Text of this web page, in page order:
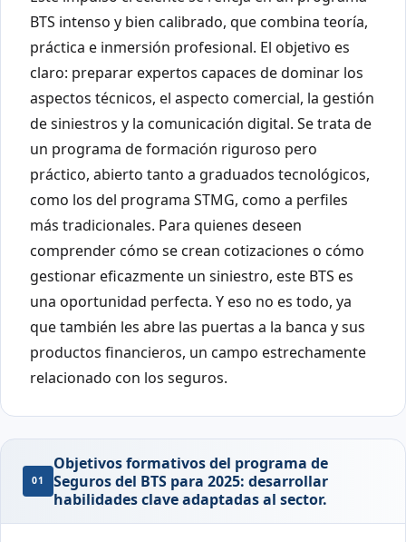
BTS intenso y bien calibrado, que combina teoría,
práctica e inmersión profesional. El objetivo es
claro: preparar expertos capaces de dominar los
aspectos técnicos, el aspecto comercial, la gestión
de siniestros y la comunicación digital. Se trata de
un programa de formación riguroso pero
práctico, abierto tanto a graduados tecnológicos,
como los del programa STMG, como a perfiles
más tradicionales. Para quienes deseen
comprender cómo se crean cotizaciones o cómo
gestionar eficazmente un siniestro, este BTS es
una oportunidad perfecta. Y eso no es todo, ya
que también les abre las puertas a la banca y sus
productos financieros, un campo estrechamente
relacionado con los seguros.
01
Objetivos formativos del programa de
Seguros del BTS para 2025: desarrollar
habilidades clave adaptadas al sector.